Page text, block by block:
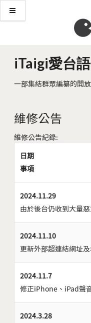
iTaigi愛台語
一部集結群眾編纂的開
維修公告
維修公告紀錄:
日期
事項
2024.11.29
由於後台仍收到大量
2024.11.10
更新外部超連結網址及
2024.11.7
修正iPhone、iPad聲
2024.3.28